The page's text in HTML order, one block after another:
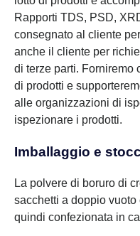
Rapporti TDS, PSD,
consegnato al cliente
anche il cliente per
di terze parti. Forniremo
di prodotti e
alle organizzazioni di
ispezionare i prodotti.
Imballaggio e
La polvere di boruro di
sacchetti a doppio
quindi confezionata in